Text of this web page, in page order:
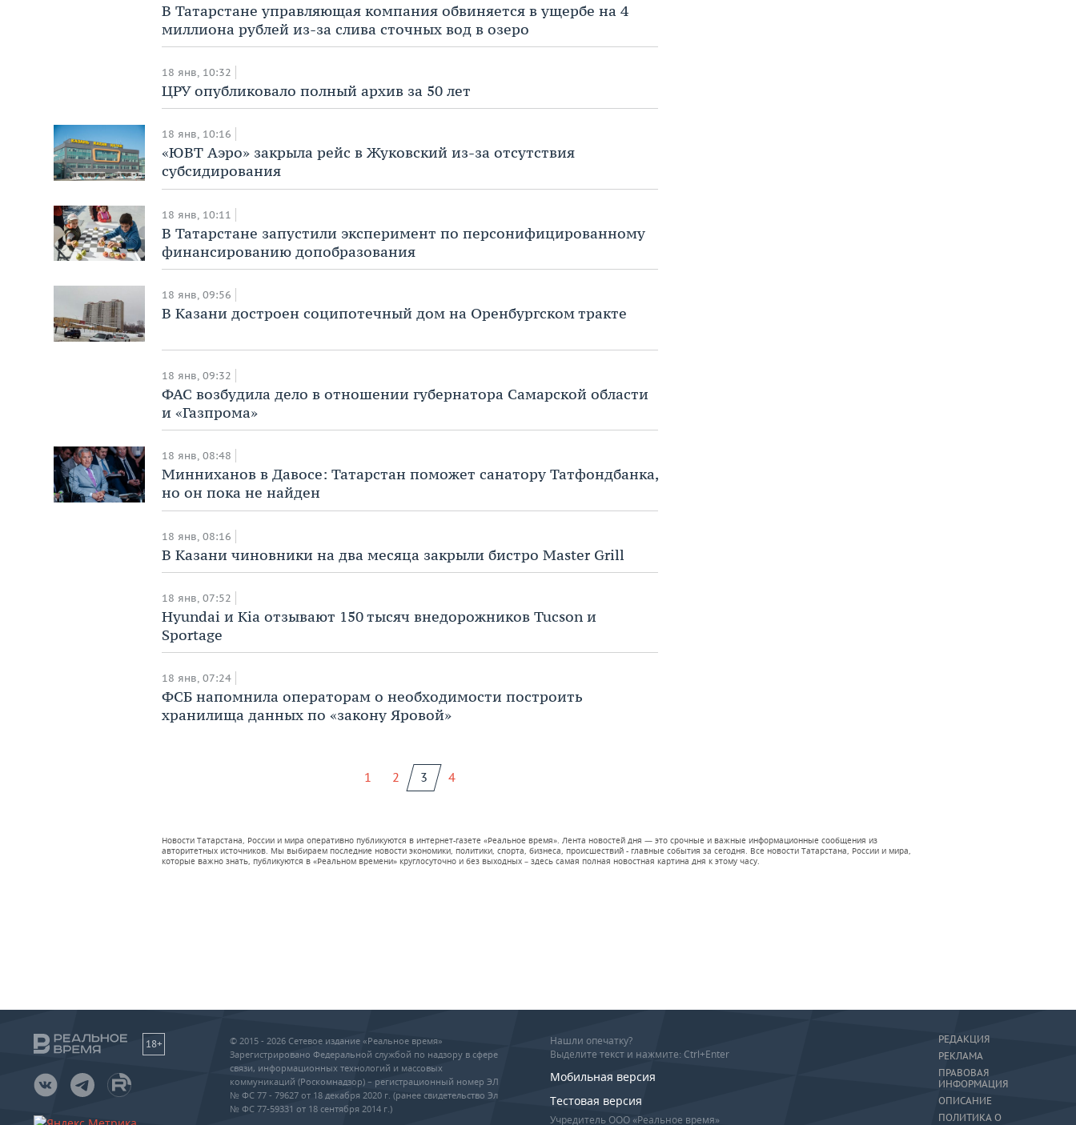
В Татарстане управляющая компания обвиняется в ущербе на 4
миллиона рублей из-за слива сточных вод в озеро
18 янв, 10:32
ЦРУ опубликовало полный архив за 50 лет
18 янв, 10:16
«ЮВТ Аэро» закрыла рейс в Жуковский из-за отсутствия
субсидирования
18 янв, 10:11
В Татарстане запустили эксперимент по персонифицированному
финансированию допобразования
18 янв, 09:56
В Казани достроен соципотечный дом на Оренбургском тракте
18 янв, 09:32
ФАС возбудила дело в отношении губернатора Самарской области
и «Газпрома»
18 янв, 08:48
Минниханов в Давосе: Татарстан поможет санатору Татфондбанка,
но он пока не найден
18 янв, 08:16
В Казани чиновники на два месяца закрыли бистро Master Grill
18 янв, 07:52
Hyundai и Kia отзывают 150 тысяч внедорожников Tucson и
Sportage
18 янв, 07:24
ФСБ напомнила операторам о необходимости построить
хранилища данных по «закону Яровой»
1 2 3 4
Новости Татарстана, России и мира оперативно публикуются в интернет-газете «Реальное время». Лента новостей дня — это срочные и важные информационные сообщения из
авторитетных источников. Мы выбираем последние новости экономики, политики, спорта, бизнеса, происшествий - главные события за сегодня. Все новости Татарстана, России и мира,
которые важно знать, публикуются в «Реальном времени» круглосуточно и без выходных – здесь самая полная новостная картина дня к этому часу.
18+
© 2015 - 2026 Сетевое издание «Реальное время»
Зарегистрировано Федеральной службой по надзору в сфере
связи, информационных технологий и массовых
коммуникаций (Роскомнадзор) – регистрационный номер ЭЛ
№ ФС 77 - 79627 от 18 декабря 2020 г. (ранее свидетельство Эл
№ ФС 77-59331 от 18 сентября 2014 г.)
Нашли опечатку?
Выделите текст и нажмите: Ctrl+Enter
Мобильная версия
Тестовая версия
Учредитель ООО «Реальное время»
РЕДАКЦИЯ
РЕКЛАМА
ПРАВОВАЯ
ИНФОРМАЦИЯ
ОПИСАНИЕ
ПОЛИТИКА О